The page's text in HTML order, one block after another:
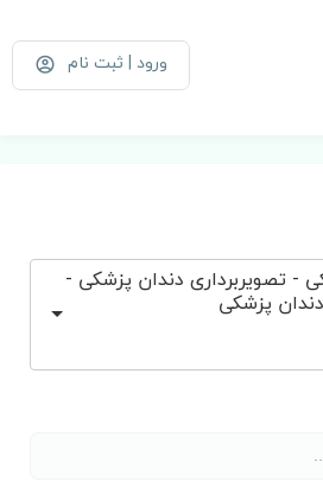
ورود | ثبت نام
- تصویربرداری دندان پزشکی -
پزشکی